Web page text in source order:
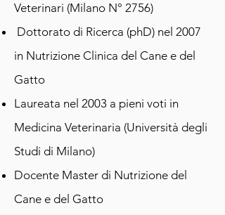
Veterinari (Milano N° 2756)
Dottorato di Ricerca (phD) nel 2007
in Nutrizione Clinica del Cane e del
Gatto
Laureata nel 2003 a pieni voti in
Medicina Veterinaria (Università degli
Studi di Milano)
Docente Master di Nutrizione del
Cane e del Gatto